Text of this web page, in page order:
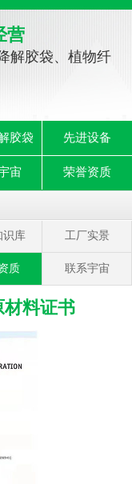
营
解胶袋、植物纤
胶袋 先进设备
宙 荣誉资质
识库 工厂实景
质 联系宇宙
材料证书